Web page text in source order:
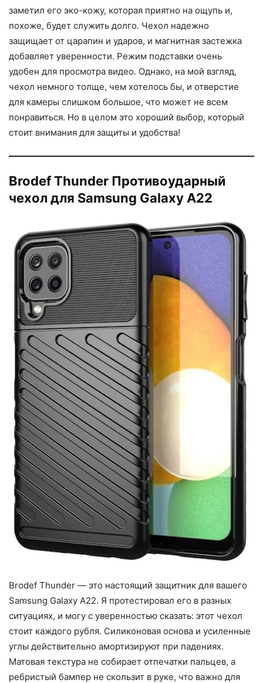
заметил его эко-кожу, которая приятно на ощупь и,
похоже, будет служить долго. Чехол надежно
защищает от царапин и ударов, и магнитная застежка
добавляет уверенности. Режим подставки очень
удобен для просмотра видео. Однако, на мой взгляд,
чехол немного толще, чем хотелось бы, и отверстие
для камеры слишком большое, что может не всем
понравиться. Но в целом это хороший выбор, который
стоит внимания для защиты и удобства!
Brodef Thunder Противоударный
чехол для Samsung Galaxy A22
Brodef Thunder — это настоящий защитник для вашего
Samsung Galaxy A22. Я протестировал его в разных
ситуациях, и могу с уверенностью сказать: этот чехол
стоит каждого рубля. Силиконовая основа и усиленные
углы действительно амортизируют при падениях.
Матовая текстура не собирает отпечатки пальцев, а
ребристый бампер не скользит в руке, что важно для